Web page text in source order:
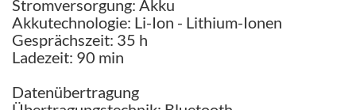
Stromversorgung: Akku
Akkutechnologie: Li-Ion - Lithium-Ionen
Gesprächszeit: 35 h
Ladezeit: 90 min
Datenübertragung